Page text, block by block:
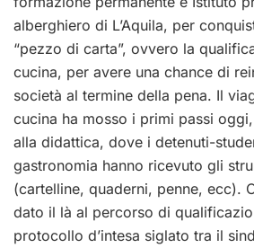
alberghiero di L’Aquila, per
“pezzo di carta”, ovvero la
cucina, per avere una chance di
società al termine della pena. Il
cucina ha mosso i primi passi oggi,
alla didattica, dove i detenuti-
gastronomia hanno ricevuto gli
(cartelline, quaderni, penne, ecc).
dato il là al percorso di
protocollo d’intesa siglato tra il